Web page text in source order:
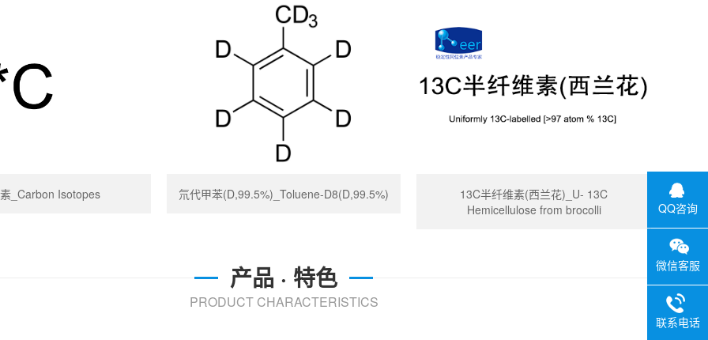
_Carbon Isotopes 氘代甲苯(D,99.5%)_Toluene-D8(D,99.5%)
13C半纤维素(西兰花)_U- 13C
Hemicellulose from brocolli
产品 · 特色
PRODUCT CHARACTERISTICS
QQ咨询
微信客服
联系电话